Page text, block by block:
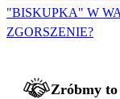
"BISKUPKA" W
ZGORSZENIE?
Zróbmy to